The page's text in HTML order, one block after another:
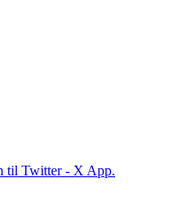
til Twitter - X App.